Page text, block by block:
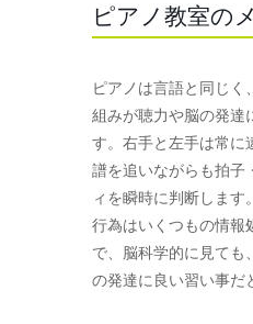
ピアノ教室の
ピアノは言語と同じく
組みが聴力や脳の発達
す。右手と左手は常に
譜を追いながらも拍子
ィを瞬時に判断します
行為はいくつもの情報
で、脳科学的に見ても
の発達に良い習い事だ